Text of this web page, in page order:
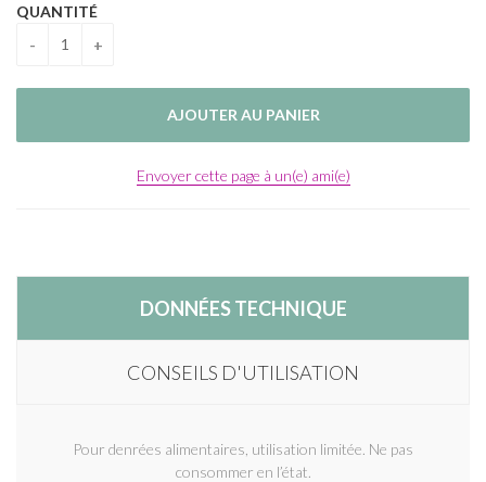
QUANTITÉ
Envoyer cette page à un(e) ami(e)
DONNÉES TECHNIQUE
CONSEILS D'UTILISATION
Pour denrées alimentaires, utilisation limitée. Ne pas
consommer en l’état.